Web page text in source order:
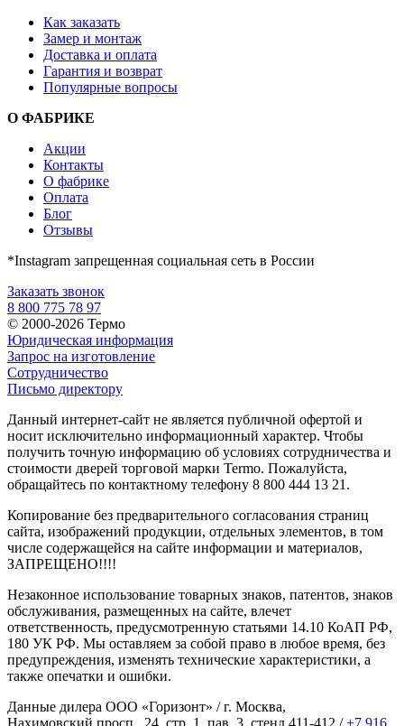
Как заказать
Замер и монтаж
Доставка и оплата
Гарантия и возврат
Популярные вопросы
О ФАБРИКЕ
Акции
Контакты
О фабрике
Оплата
Блог
Отзывы
*Instagram запрещенная социальная сеть в России
Заказать звонок
8 800 775 78 97
© 2000-2026 Термо
Юридическая информация
Запрос на изготовление
Сотрудничество
Письмо директору
Данный интернет-сайт не является публичной офертой и
носит исключительно информационный характер. Чтобы
получить точную информацию об условиях сотрудничества и
стоимости дверей торговой марки Termo. Пожалуйста,
обращайтесь по контактному телефону 8 800 444 13 21.
Копирование без предварительного согласования страниц
сайта, изображений продукции, отдельных элементов, в том
числе содержащейся на сайте информации и материалов,
ЗАПРЕЩЕНО!!!!
Незаконное использование товарных знаков, патентов, знаков
обслуживания, размещенных на сайте, влечет
ответственность, предусмотренную статьями 14.10 КоАП РФ,
180 УК РФ. Мы оставляем за собой право в любое время, без
предупреждения, изменять технические характеристики, а
также опечатки и ошибки.
Данные дилера ООО «Горизонт» / г. Москва,
Нахимовский просп., 24, стр. 1, пав. 3, стенд 411-412 /+7 916